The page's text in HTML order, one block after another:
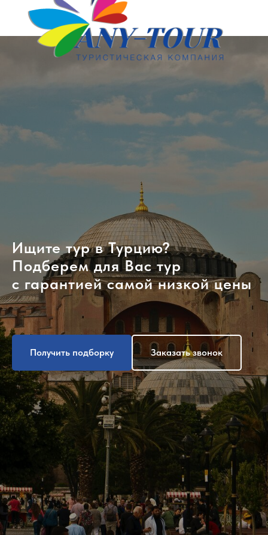
Ищите тур в Турцию?
Подберем для Вас тур
с гарантией самой низкой цены
Получить подборку Заказать звонок